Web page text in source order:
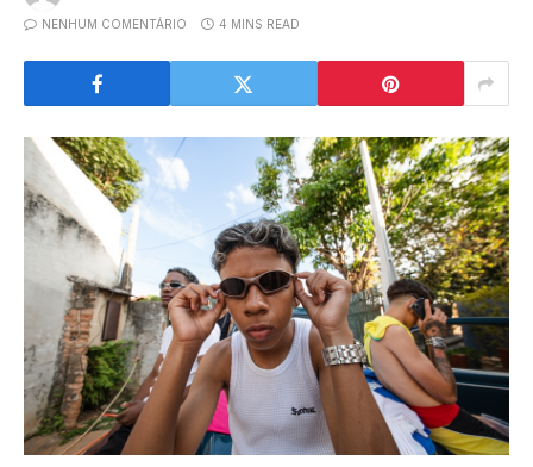
NENHUM COMENTÁRIO 4 MINS READ